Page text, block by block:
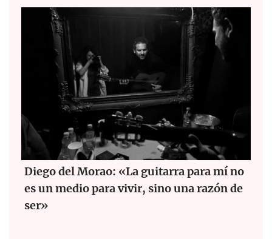
Diego del Morao: «La guitarra para mí no
es un medio para vivir, sino una razón de
ser»